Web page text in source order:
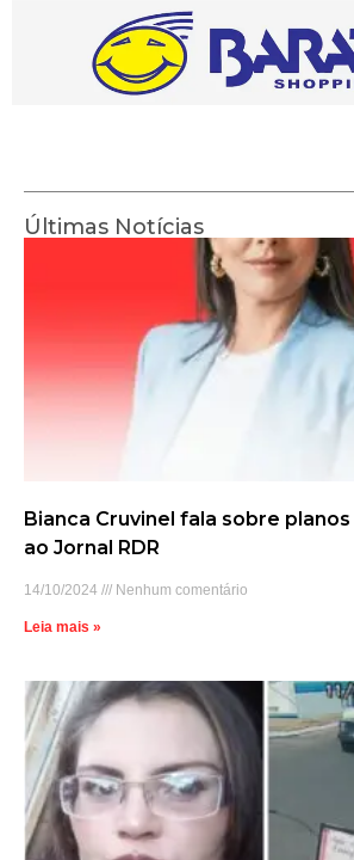
Últimas Notícias
Bianca Cruvinel fala sobre
ao Jornal RDR
14/10/2024 Nenhum comentário
Leia mais »